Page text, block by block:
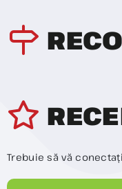
Trebuie să vă